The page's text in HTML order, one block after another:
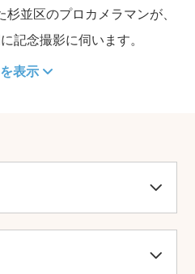
並区のプロカメラマンが、
記念撮影に伺います。
表示